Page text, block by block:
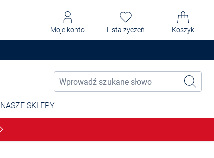
Moje konto Lista życzeń Koszyk
NASZE SKLEPY